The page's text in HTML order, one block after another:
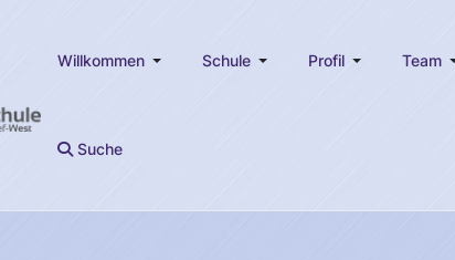
Willkommen Schule Profil Team
Suche